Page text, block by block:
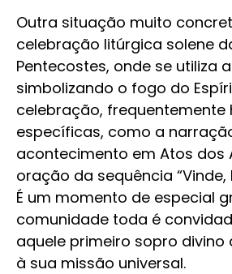
Outra situação muito
celebração litúrgica solene
Pentecostes, onde se utiliza
simbolizando o fogo do
celebração, frequentemente
específicas, como a
acontecimento em Atos dos
oração da sequência “Vinde,
É um momento de especial
comunidade toda é
aquele primeiro sopro divino
à sua missão universal.